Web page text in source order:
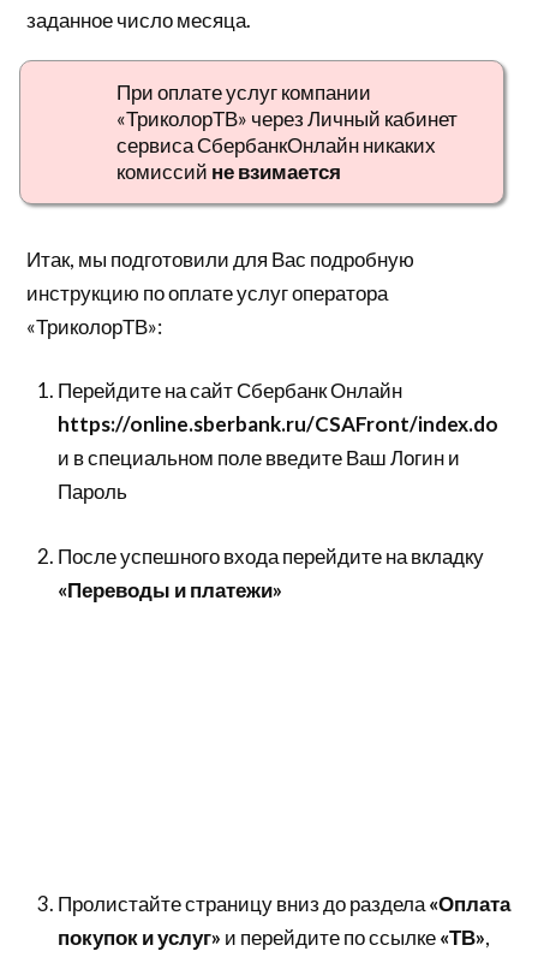
заданное число месяца.
При оплате услуг компании
«ТриколорТВ» через Личный кабинет
сервиса СбербанкОнлайн никаких
комиссий не взимается
Итак, мы подготовили для Вас подробную
инструкцию по оплате услуг оператора
«ТриколорТВ»:
Перейдите на сайт Сбербанк Онлайн
https://online.sberbank.ru/CSAFront/index.do
и в специальном поле введите Ваш Логин и
Пароль
После успешного входа перейдите на вкладку
«Переводы и платежи»
Пролистайте страницу вниз до раздела«Оплата
покупок и услуг» и перейдите по ссылке«ТВ»,